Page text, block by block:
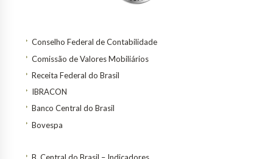
Conselho Federal de Contabilidade
Comissão de Valores Mobiliários
Receita Federal do Brasil
IBRACON
Banco Central do Brasil
Bovespa